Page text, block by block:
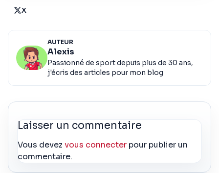
X
AUTEUR
Alexis
Passionné de sport depuis plus de 30 ans,
j'écris des articles pour mon blog
Laisser un commentaire
Vous devezvous connecter pour publier un
commentaire.